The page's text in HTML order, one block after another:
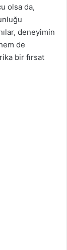
olsa da,
deneyimin
de
bir fırsat